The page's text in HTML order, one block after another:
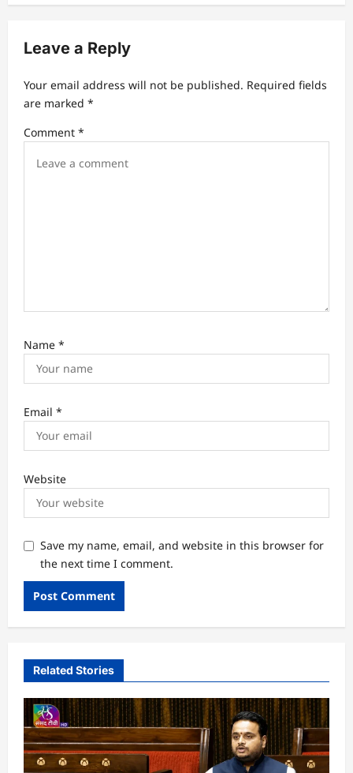
v
g
a
t
i
Leave a Reply
Your email address will not be published. Required fields
are marked *
Comment *
Name *
Email *
Website
Save my name, email, and website in this browser for
the next time I comment.
Related Stories